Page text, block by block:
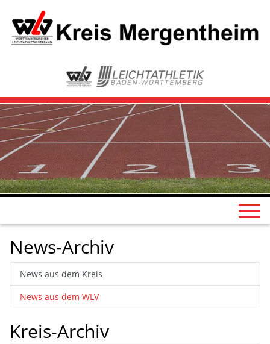
News-Archiv
News aus dem Kreis
News aus dem WLV
Kreis-Archiv